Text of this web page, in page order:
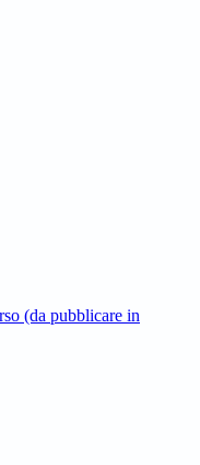
(da pubblicare in